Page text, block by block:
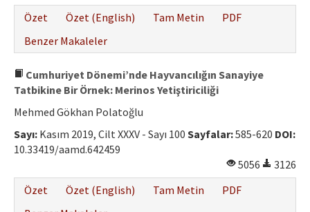
Özet
Özet (English) Tam Metin
PDF
Benzer Makaleler
Cumhuriyet Dönemi’nde Hayvancılığın Sanayiye
Tatbikine Bir Örnek: Merinos Yetiştiriciliği
Mehmed Gökhan Polatoğlu
Sayı: Kasım 2019, Cilt XXXV - Sayı 100 Sayfalar:585-620 DOI:
10.33419/aamd.642459
5056
3126
Özet
Özet (English) Tam Metin
PDF